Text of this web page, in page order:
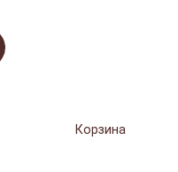
Корзина